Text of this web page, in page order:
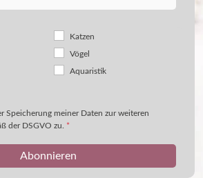
Katzen
Vögel
Aquaristik
Speicherung meiner Daten zur weiteren
der DSGVO zu. *